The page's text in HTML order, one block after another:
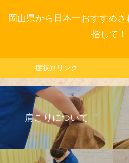
岡山県から日本一おすすめ
指して！
症状別リンク
肩こりについて